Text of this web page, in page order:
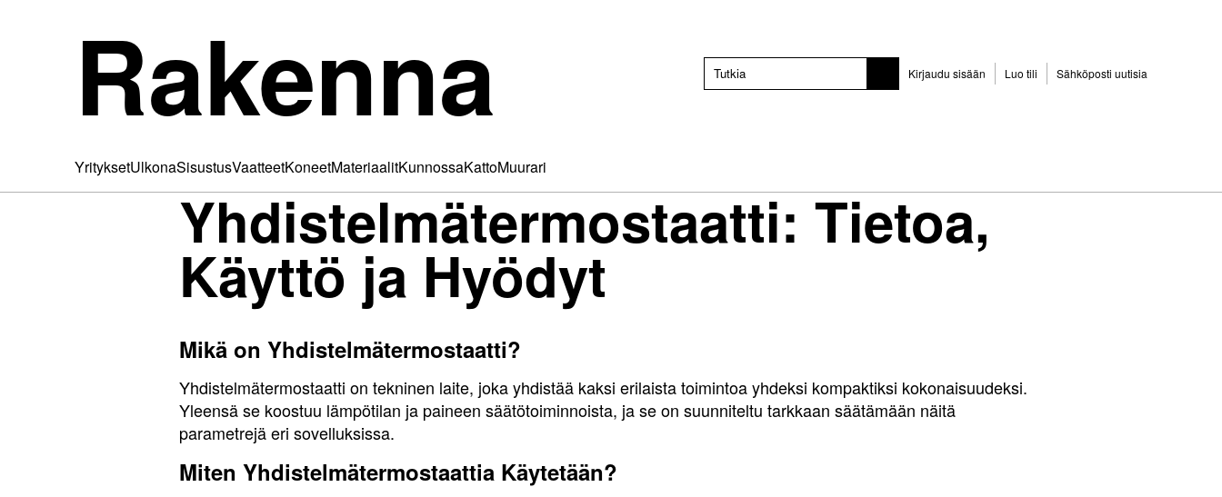
Rakenna Kirjaudu sisään Luo tili Sähköposti uutisia
YrityksetUlkonaSisustusVaatteetKoneetMateriaalitKunnossaKattoMuurari
Yhdistelmätermostaatti: Tietoa,
Käyttö ja Hyödyt
Mikä on Yhdistelmätermostaatti?
Yhdistelmätermostaatti on tekninen laite, joka yhdistää kaksi erilaista toimintoa yhdeksi kompaktiksi kokonaisuudeksi.
Yleensä se koostuu lämpötilan ja paineen säätötoiminnoista, ja se on suunniteltu tarkkaan säätämään näitä
parametrejä eri sovelluksissa.
Miten Yhdistelmätermostaattia Käytetään?